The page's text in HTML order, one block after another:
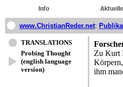
www.ChristianReder.net:
TRANSLATIONS
Probing Thought
(english language
version)
Zu Kurt
ihm